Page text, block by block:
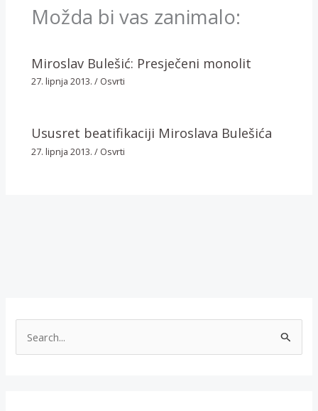
Možda bi vas zanimalo:
Miroslav Bulešić: Presječeni monolit
27. lipnja 2013./ Osvrti
Ususret beatifikaciji Miroslava Bulešića
27. lipnja 2013./ Osvrti